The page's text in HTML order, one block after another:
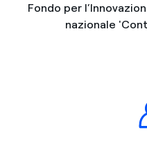
Fondo per
nazionale